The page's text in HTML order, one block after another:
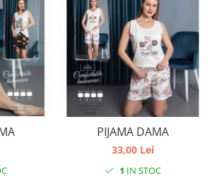
PIJAMA DAMA
33,00 Lei
1 IN STOC